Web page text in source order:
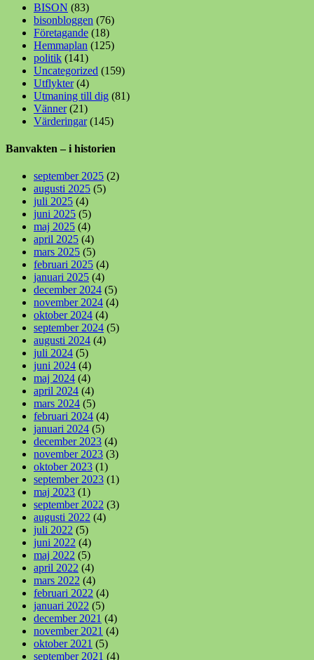
BISON (83)
bisonbloggen (76)
Företagande (18)
Hemmaplan (125)
politik (141)
Uncategorized (159)
Utflykter(4)
Utmaning till dig (81)
Vänner(21)
Värderingar(145)
Banvakten – i historien
september 2025 (2)
augusti 2025 (5)
juli 2025 (4)
juni 2025 (5)
maj 2025 (4)
april 2025 (4)
mars 2025 (5)
februari 2025 (4)
januari 2025 (4)
december 2024 (5)
november 2024 (4)
oktober 2024 (4)
september 2024 (5)
augusti 2024 (4)
juli 2024 (5)
juni 2024 (4)
maj 2024 (4)
april 2024 (4)
mars 2024 (5)
februari 2024 (4)
januari 2024 (5)
december 2023 (4)
november 2023 (3)
oktober 2023 (1)
september 2023 (1)
maj 2023 (1)
september 2022 (3)
augusti 2022 (4)
juli 2022 (5)
juni 2022 (4)
maj 2022 (5)
april 2022 (4)
mars 2022 (4)
februari 2022 (4)
januari 2022 (5)
december 2021 (4)
november 2021 (4)
oktober 2021 (5)
september 2021 (4)